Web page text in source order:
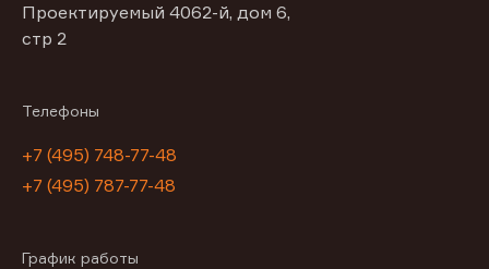
Проектируемый 4062-й, дом 6,
стр 2
Телефоны
+7 (495) 748-77-48
+7 (495) 787-77-48
График работы